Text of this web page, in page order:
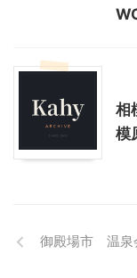
相
模
御殿場市 温泉